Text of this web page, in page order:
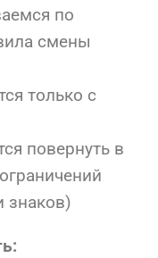
по
смены
только с
повернуть в
знаков)